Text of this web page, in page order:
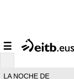
☰
LA NOCHE DE